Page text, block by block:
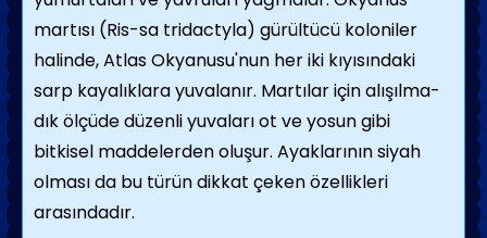
martısı (Ris-sa tridactyla) gürültücü koloniler
halinde, Atlas Okyanusu'nun her iki kıyısındaki
sarp kayalıklara yuvalanır. Martılar için alışılma­
dık ölçüde düzenli yuvaları ot ve yosun gibi
bitkisel maddelerden oluşur. Ayaklarının si­yah
olması da bu türün dikkat çeken özellikle­ri
arasındadır.